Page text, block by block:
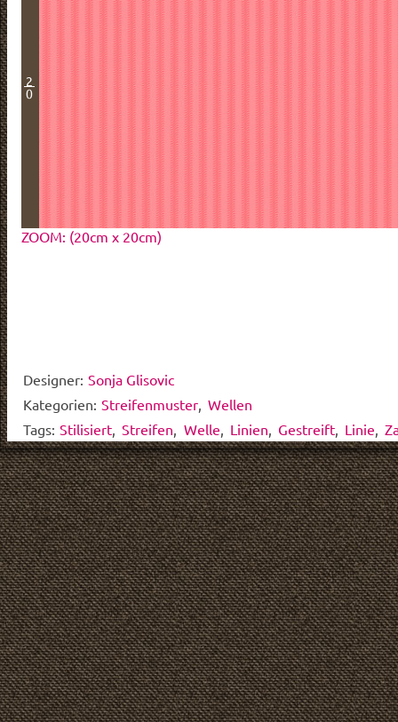
2
0
ZOOM: (20cm x 20cm)
Designer: Sonja Glisovic
Kategorien: Streifenmuster Wellen
Tags: Stilisiert Streifen Welle Linien Gestreift, Linie